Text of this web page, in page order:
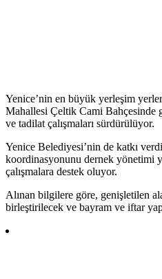
Yenice’nin en büyük yerleşim
Mahallesi Çeltik Cami Bahçesinde
ve tadilat çalışmaları sürdürülüyor.
Yenice Belediyesi’nin de katkı
koordinasyonunu dernek yönetimi
çalışmalara destek oluyor.
Alınan bilgilere göre, genişletilen
birleştirilecek ve bayram ve iftar